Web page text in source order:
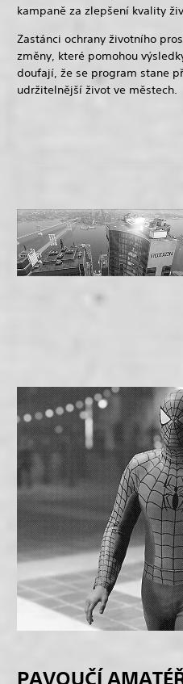
kampaně za zlepšení kvality
Zastánci ochrany životního
změny, které pomohou
doufají, že se program stane
udržitelnější život ve městech.
PAVOUČÍ